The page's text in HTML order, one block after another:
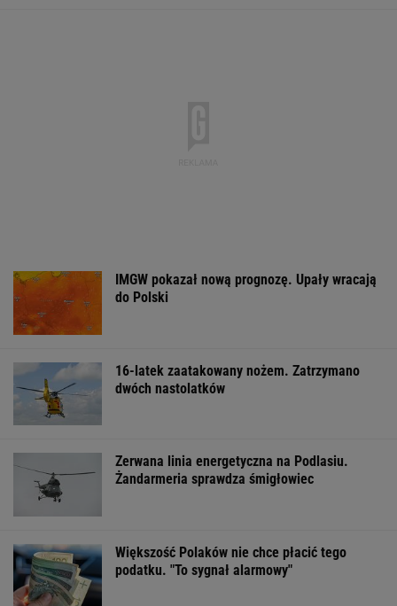
IMGW pokazał nową prognozę. Upały wracają
do Polski
16-latek zaatakowany nożem. Zatrzymano
dwóch nastolatków
Zerwana linia energetyczna na Podlasiu.
Żandarmeria sprawdza śmigłowiec
Większość Polaków nie chce płacić tego
podatku. "To sygnał alarmowy"